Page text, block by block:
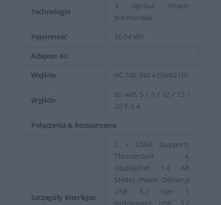
Technologia
3 ogniwa litowo-
polimerowa
Pojemność 56.04 Wh
Adapter AC
Wejście AC 100-240 V (50/60 Hz)
Wyjście
65 wat, 5 / 9 / 12 / 15 /
20 V, 8 A
Połączenia & Rozszerzenie
Szczegóły Interfejsu
2 x USB4 (supports
Thunderbolt 4,
DisplayPort 1.4 Alt
Mode) (Power Delivery)
USB 3.2 Gen 1
(ładowanie) USB 3.2